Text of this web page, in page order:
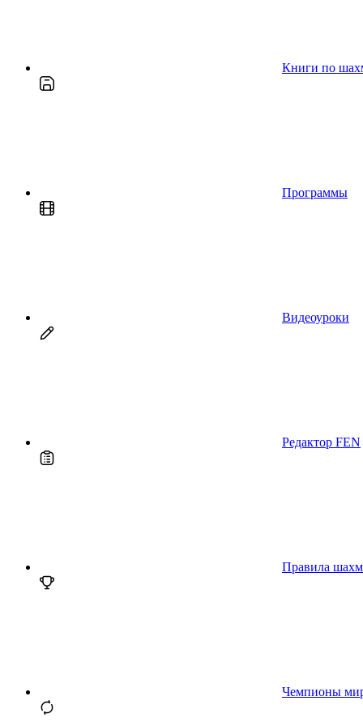
Книги по
Программы
Видеоуроки
Редактор FEN
Правила
Чемпионы